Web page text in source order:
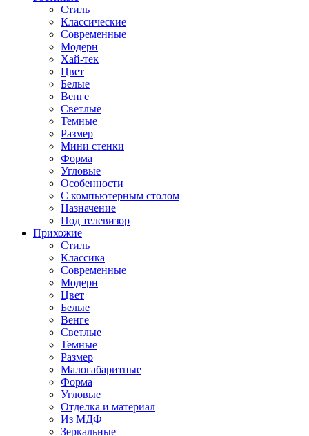
Стиль
Классические
Современные
Модерн
Хай-тек
Цвет
Белые
Венге
Светлые
Темные
Размер
Мини стенки
Форма
Угловые
Особенности
С компьютерным столом
Назначение
Под телевизор
Прихожие
Стиль
Классика
Современные
Модерн
Цвет
Белые
Венге
Светлые
Темные
Размер
Малогабаритные
Форма
Угловые
Отделка и материал
Из МДФ
Зеркальные